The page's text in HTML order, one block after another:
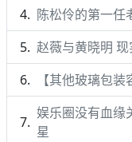
陈松伶的第一任
赵薇与黄晓明 现
【其他玻璃包装
娱乐圈没有血缘
星